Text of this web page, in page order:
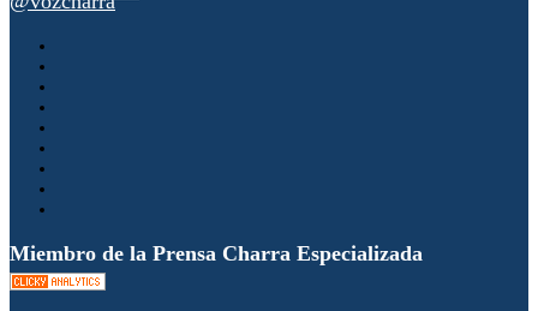
Miembro de la Prensa Charra Especializada